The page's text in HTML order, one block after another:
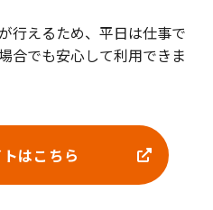
行えるため、平日は仕事で
合でも安心して利用できま
はこちら